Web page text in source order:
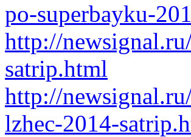
po-superbayku-
http://
satrip.html
http://
lzhec-2014-